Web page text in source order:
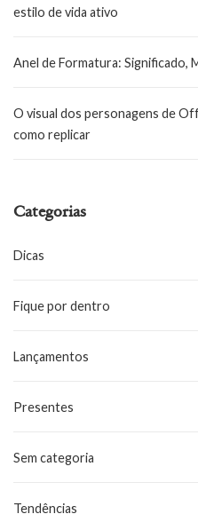
estilo de vida ativo
Anel de Formatura: Significado,
O visual dos personagens de
como replicar
Categorias
Dicas
Fique por dentro
Lançamentos
Presentes
Sem categoria
Tendências